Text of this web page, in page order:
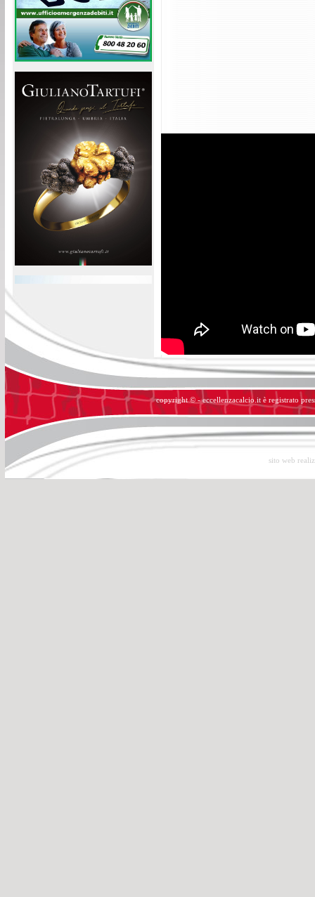
copyright © - eccellenzacalcio.it è registrato
sito web